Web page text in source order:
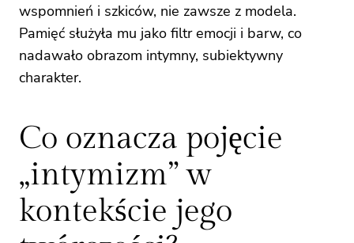
wspomnień i szkiców, nie zawsze z modela.
Pamięć służyła mu jako filtr emocji i barw, co
nadawało obrazom intymny, subiektywny
charakter.
Co oznacza pojęcie
„intymizm” w
kontekście jego